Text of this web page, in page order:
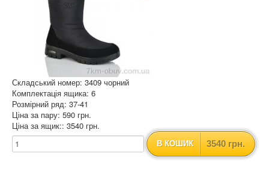
Складський номер: 3409 чорний
Комплектація ящика: 6
Розмірний ряд: 37-41
Ціна за пару: 590 грн.
Ціна за ящик:: 3540 грн.
В КОШИК 3540 грн.